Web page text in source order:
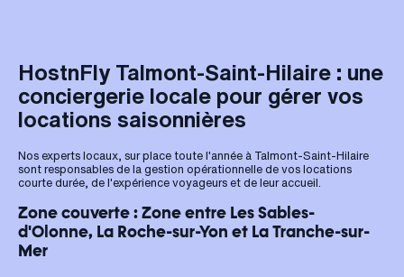
HostnFly Talmont-Saint-Hilaire : une
conciergerie locale pour gérer vos
locations saisonnières
Nos experts locaux, sur place toute l'année à Talmont-Saint-Hilaire
sont responsables de la gestion opérationnelle de vos locations
courte durée, de l'expérience voyageurs et de leur accueil.
Zone couverte : Zone entre Les Sables-
d'Olonne, La Roche-sur-Yon et La Tranche-sur-
Mer